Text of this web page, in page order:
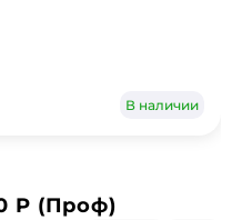
В наличии
P (Проф)